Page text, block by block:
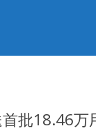
批18.46万